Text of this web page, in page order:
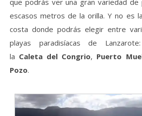
que podrás ver una gran variedad de
escasos metros de la orilla. Y no es
costa donde podrás elegir entre
playas paradisíacas de
la Caleta del Congrio, Puerto
Pozo.